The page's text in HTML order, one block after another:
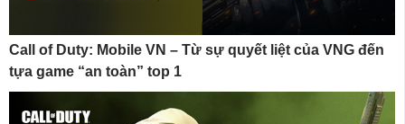
Call of Duty: Mobile VN – Từ sự quyết liệt của VNG đến
tựa game “an toàn” top 1